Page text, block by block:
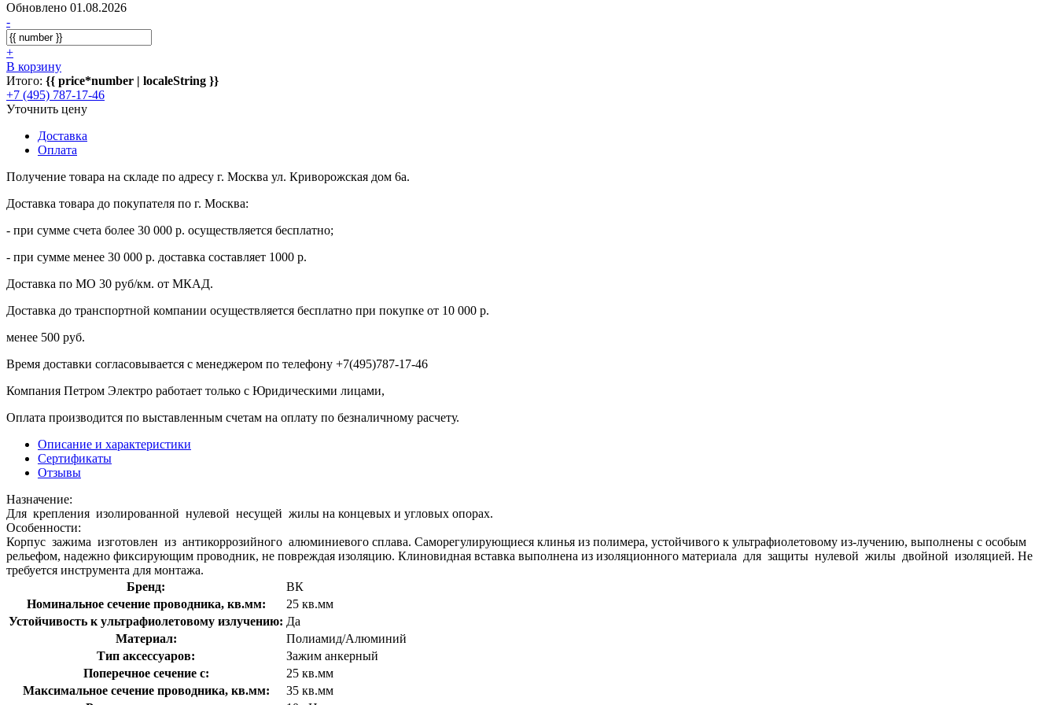
Обновлено 01.08.2026
-
+
В корзину
Итого: {{ price*number | localeString }}
+7 (495) 787-17-46
Уточнить цену
Доставка
Оплата
Получение товара на складе по адресу г. Москва ул. Криворожская дом 6а.
Доставка товара до покупателя по г. Москва:
- при сумме счета более 30 000 р. осуществляется бесплатно;
- при сумме менее 30 000 р. доставка составляет 1000 р.
Доставка по МО 30 руб/км. от МКАД.
Доставка до транспортной компании осуществляется бесплатно при покупке от 10 000 р.
менее 500 руб.
Время доставки согласовывается с менеджером по телефону +7(495)787-17-46
Компания Петром Электро работает только с Юридическими лицами,
Оплата производится по выставленным счетам на оплату по безналичному расчету.
Описание и характеристики
Сертификаты
Отзывы
Назначение:
Для крепления изолированной нулевой несущей жилы на концевых и угловых опорах.
Особенности:
Корпус зажима изготовлен из антикоррозийного алюминиевого сплава. Саморегулирующиеся клинья из полимера, устойчивого к ультрафиолетовому из-лучению, выполнены с особым
рельефом, надежно фиксирующим проводник, не повреждая изоляцию. Клиновидная вставка выполнена из изоляционного материала для защиты нулевой жилы двойной изоляцией. Не
требуется инструмента для монтажа.
Бренд:
ВК
Номинальное сечение проводника, кв.мм:
25 кв.мм
Устойчивость к ультрафиолетовому излучению: Да
Материал:
Полиамид/Алюминий
Тип аксессуаров:
Зажим анкерный
Поперечное сечение с:
25 кв.мм
Максимальное сечение проводника, кв.мм:
35 кв.мм